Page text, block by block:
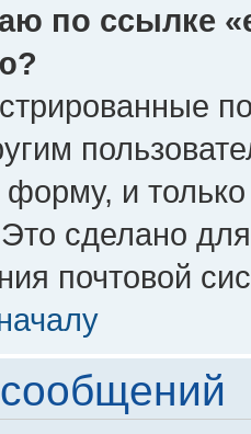
по ссылке
и
сделано
почтовой